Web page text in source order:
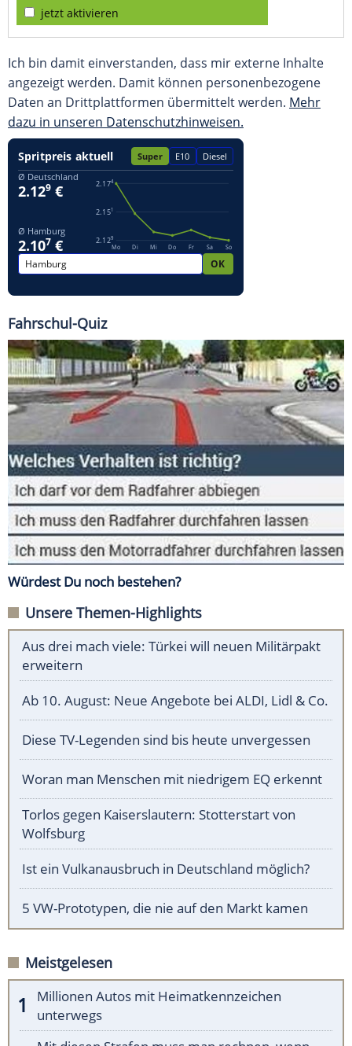
jetzt aktivieren
Ich bin damit einverstanden, dass mir externe Inhalte
angezeigt werden. Damit können personenbezogene
Daten an Drittplattformen übermittelt werden. Mehr
dazu in unseren Datenschutzhinweisen.
Fahrschul-Quiz
Würdest Du noch bestehen?
Unsere Themen-Highlights
Aus drei mach viele: Türkei will neuen Militärpakt
erweitern
Ab 10. August: Neue Angebote bei ALDI, Lidl & Co.
Diese TV-Legenden sind bis heute unvergessen
Woran man Menschen mit niedrigem EQ erkennt
Torlos gegen Kaiserslautern: Stotterstart von
Wolfsburg
Ist ein Vulkanausbruch in Deutschland möglich?
5 VW-Prototypen, die nie auf den Markt kamen
Meistgelesen
Millionen Autos mit Heimatkennzeichen
unterwegs